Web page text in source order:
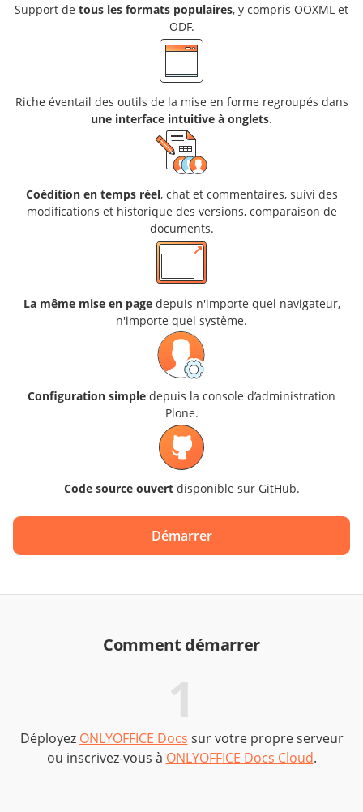
Support de tous les formats populaires, y compris OOXML et
ODF.
Riche éventail des outils de la mise en forme regroupés dans
une interface intuitive à onglets.
Coédition en temps réel, chat et commentaires, suivi des
modifications et historique des versions, comparaison de
documents.
La même mise en pagedepuis n'importe quel navigateur,
n'importe quel système.
Configuration simple depuis la console d’administration
Plone.
Code source ouvertdisponible sur GitHub.
Démarrer
Comment démarrer
1
Déployez ONLYOFFICE Docs sur votre propre serveur
ou inscrivez-vous à ONLYOFFICE Docs Cloud.